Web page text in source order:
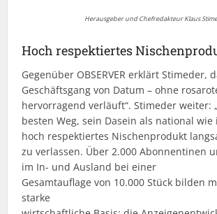
Herausgeber und Chefredakteur Klaus
Hoch respektiertes
Gegenüber OBSERVER erklärt Stimeder,
Geschäftsgang von Datum – ohne
hervorragend verläuft“. Stimeder weiter:
besten Weg, sein Dasein als national
hoch respektiertes Nischenprodukt
zu verlassen. Über 2.000 Abonnentinen
im In- und Ausland bei einer
Gesamtauflage von 10.000 Stück bilden
starke